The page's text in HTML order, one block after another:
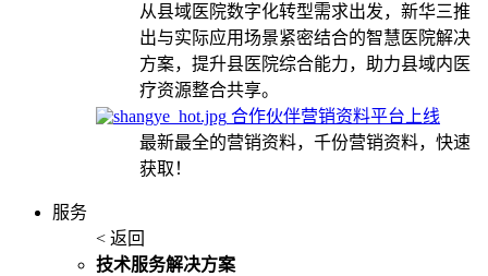
从县域医院数字化转型需求出发，新华三推
出与实际应用场景紧密结合的智慧医院解决
方案，提升县医院综合能力，助力县域内医
疗资源整合共享。
合作伙伴营销资料平台上线
最新最全的营销资料，千份营销资料，快速
获取！
服务
< 返回
技术服务解决方案